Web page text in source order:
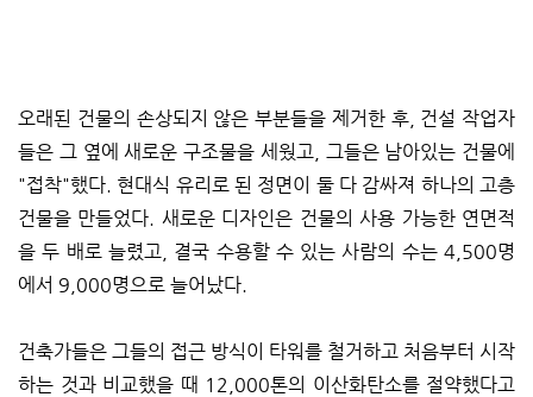
오래된 건물의 손상되지 않은 부분들을 제거한 후, 건설 작업자
들은 그 옆에 새로운 구조물을 세웠고, 그들은 남아있는 건물에
"접착"했다. 현대식 유리로 된 정면이 둘 다 감싸져 하나의 고층
건물을 만들었다. 새로운 디자인은 건물의 사용 가능한 연면적
을 두 배로 늘렸고, 결국 수용할 수 있는 사람의 수는 4,500명
에서 9,000명으로 늘어났다.
건축가들은 그들의 접근 방식이 타워를 철거하고 처음부터 시작
하는 것과 비교했을 때 12,000톤의 이산화탄소를 절약했다고